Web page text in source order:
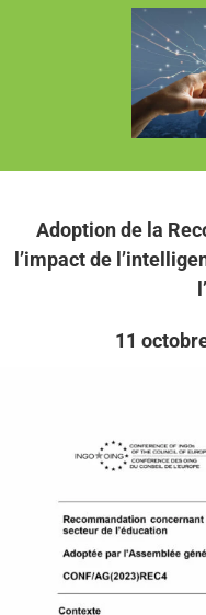
Adoption de la
l’impact de
11